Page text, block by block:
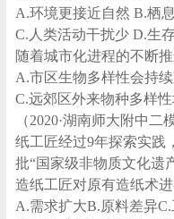
A.环境更接近自然 B.栖
C.人类活动干扰少 D.生
随着城市化进程的不断
A.市区生物多样性会持
C.远郊区外来物种多样
（2020·湖南师大附中
纸工匠经过9年探索实践
批“国家级非物质文化遗
造纸工匠对原有造纸术
A.需求扩大B.原料差异